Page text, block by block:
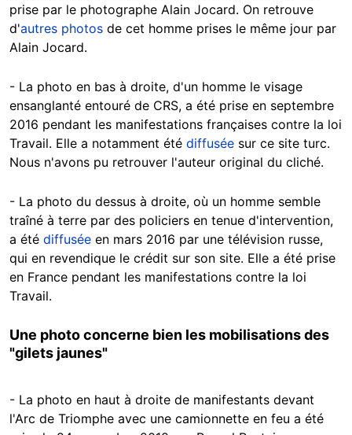
prise par le photographe Alain Jocard. On retrouve
d'autres photos de cet homme prises le même jour par
Alain Jocard.
- La photo en bas à droite, d'un homme le visage
ensanglanté entouré de CRS, a été prise en septembre
2016 pendant les manifestations françaises contre la loi
Travail. Elle a notamment été diffusée sur ce site turc.
Nous n'avons pu retrouver l'auteur original du cliché.
- La photo du dessus à droite, où un homme semble
traîné à terre par des policiers en tenue d'intervention,
a été diffusée en mars 2016 par une télévision russe,
qui en revendique le crédit sur son site. Elle a été prise
en France pendant les manifestations contre la loi
Travail.
Une photo concerne bien les mobilisations des
"gilets jaunes"
- La photo en haut à droite de manifestants devant
l'Arc de Triomphe avec une camionnette en feu a été